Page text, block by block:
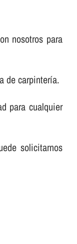
nosotros para
de carpinterí­a.
para cualquier
solicitarnos